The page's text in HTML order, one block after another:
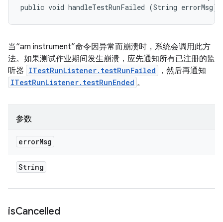
public void handleTestRunFailed (String errorMsg)
当“am instrument”命令因异常而崩溃时，系统会调用此方
法。如果测试作业期间发生崩溃，应先通知所有已注册的监
听器 ITestRunListener.testRunFailed ，然后再通知
ITestRunListener.testRunEnded 。
参数
errorMsg
String
isCancelled